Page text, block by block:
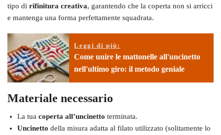
tipo di rifinitura creativa, garantendo che la coperta non si arricci
e mantenga una forma perfettamente squadrata.
Leggi di più:
Come unire le mattonelle all'uncinetto
nell'ultimo giro: il metodo geniale
Materiale necessario
La tua coperta all’uncinetto terminata.
Uncinetto della misura adatta al filato utilizzato (solitamente lo